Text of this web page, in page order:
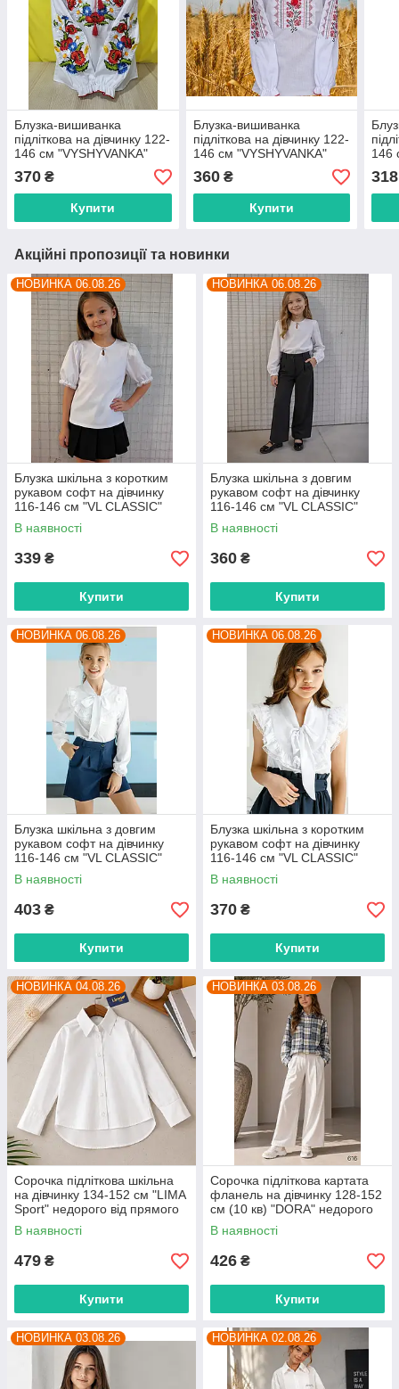
Блузка-вишиванка
підліткова на дівчинку 122-
146 см "VYSHYVANKA"
недорогого від прямого
постачальника
370 ₴
Купити
Блузка-вишиванка
підліткова на дівчинку 122-
146 см "VYSHYVANKA"
недорогого від прямого
постачальника
360₴
Купити
146
318
Акційні пропозиції та новинки
НОВИНКА 06.08.26
Блузка шкільна з коротким
рукавом софт на дівчинку
116-146 см "VL CLASSIC"
недорого від прямого
постачальника
В наявності
339 ₴
Купити
НОВИНКА 06.08.26
Блузка шкільна з довгим
рукавом софт на дівчинку
116-146 см "VL CLASSIC"
недорого від прямого
постачальника
В наявності
360 ₴
Купити
НОВИНКА 06.08.26
Блузка шкільна з довгим
рукавом софт на дівчинку
116-146 см "VL CLASSIC"
недорого від прямого
постачальника
В наявності
403 ₴
Купити
НОВИНКА 06.08.26
Блузка шкільна з коротким
рукавом софт на дівчинку
116-146 см "VL CLASSIC"
недорого від прямого
постачальника
В наявності
370 ₴
Купити
НОВИНКА 04.08.26
Сорочка підліткова шкільна
на дівчинку 134-152 см "LIMA
Sport" недорого від прямого
постачальника
В наявності
479 ₴
Купити
НОВИНКА 03.08.26
Сорочка підліткова картата
фланель на дівчинку 128-152
см (10 кв) "DORA" недорого
від прямого постачальника
В наявності
426 ₴
Купити
НОВИНКА 03.08.26 НОВИНКА 02.08.26